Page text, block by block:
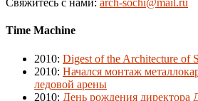
Свяжитесь с нами: arch-sochi@mail.ru
Time Machine
2010: Digest of the Architecture of
2010: Начался монтаж
ледовой арены
2010: День рождения директора